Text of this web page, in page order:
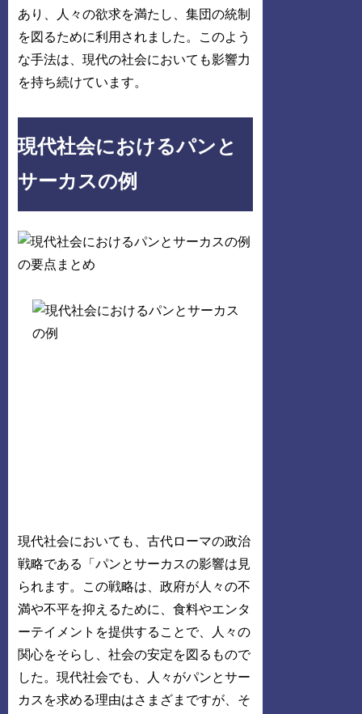
あり、人々の欲求を満たし、集団の統制
を図るために利用されました。このよう
な手法は、現代の社会においても影響力
を持ち続けています。
現代社会におけるパンと
サーカスの例
現代社会においても、古代ローマの政治
戦略である「パンとサーカスの影響は見
られます。この戦略は、政府が人々の不
満や不平を抑えるために、食料やエンタ
ーテイメントを提供することで、人々の
関心をそらし、社会の安定を図るもので
した。現代社会でも、人々がパンとサー
カスを求める理由はさまざまですが、そ